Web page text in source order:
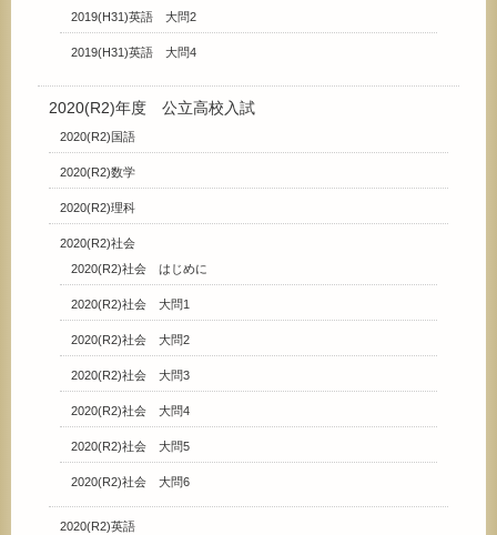
2019(H31)英語 大問2
2019(H31)英語 大問4
2020(R2)年度 公立高校入試
2020(R2)国語
2020(R2)数学
2020(R2)理科
2020(R2)社会
2020(R2)社会 はじめに
2020(R2)社会 大問1
2020(R2)社会 大問2
2020(R2)社会 大問3
2020(R2)社会 大問4
2020(R2)社会 大問5
2020(R2)社会 大問6
2020(R2)英語